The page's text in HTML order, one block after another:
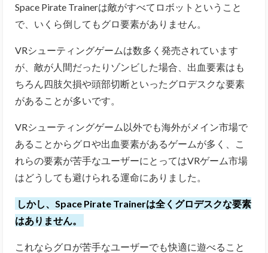
Space Pirate Trainerは敵がすべてロボットということ
で、いくら倒してもグロ要素がありません。
VRシューティングゲームは数多く発売されています
が、敵が人間だったりゾンビした場合、出血要素はも
ちろん四肢欠損や頭部切断といったグロデスクな要素
があることが多いです。
VRシューティングゲーム以外でも海外がメイン市場で
あることからグロや出血要素があるゲームが多く、こ
れらの要素が苦手なユーザーにとってはVRゲーム市場
はどうしても避けられる運命にありました。
しかし、Space Pirate Trainerは全くグロデスクな要素
はありません。
これならグロが苦手なユーザーでも快適に遊べること